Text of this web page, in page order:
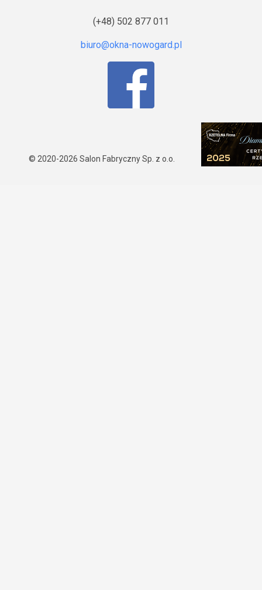
(+48) 502 877 011
© 2020-2026 Salon Fabryczny Sp. z o.o.